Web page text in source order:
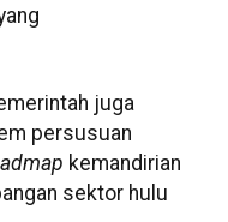
juga
persusuan
kemandirian
sektor hulu